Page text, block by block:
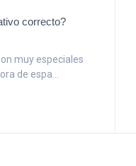
correcto?
muy especiales
de espa...